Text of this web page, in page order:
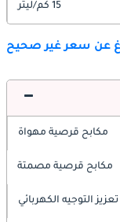
15 كم/ليتر
عن سعر غير صحيح
مكابح قرصية مهواة
مكابح قرصية مصمتة
التوجيه الكهربائي